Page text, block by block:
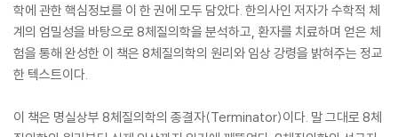
학에 관한 핵심정보를 이 한 권에 모두 담았다. 한의사인 저자가 수학적 체
계의 엄밀성을 바탕으로 8체질의학을 분석하고, 환자를 치료하며 얻은 체
험을 통해 완성한 이 책은 8체질의학의 원리와 임상 강령을 밝혀주는 정교
한 텍스트이다.
이 책은 명실상부 8체질의학의 종결자(Terminator)이다. 말 그대로 8체